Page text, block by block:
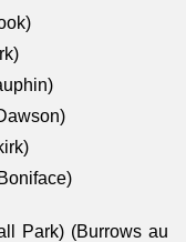
Park) (Burrows au